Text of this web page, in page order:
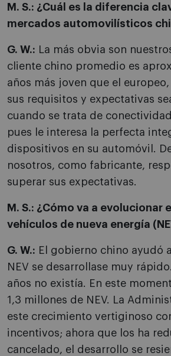
M. S.: ¿Cuál es la diferencia
mercados automovilísticos
G. W.: La más obvia son
cliente chino promedio es
años más joven que el
sus requisitos y expectativas
cuando se trata de
pues le interesa la perfecta
dispositivos en su automóvil.
nosotros, como fabricante,
superar sus expectativas.
M. S.: ¿Cómo va a evolucionar
vehículos de nueva energía
G. W.: El gobierno chino ayudó
NEV se desarrollase muy
años no existía. En este
1,3 millones de NEV. La
este crecimiento vertiginoso
incentivos; ahora que los ha
cancelado, el desarrollo se